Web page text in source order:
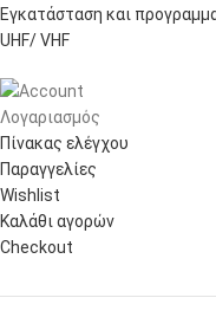
Εγκατάσταση και
UHF/ VHF
Λογαριασμός
Πίνακας ελέγχου
Παραγγελίες
Wishlist
Καλάθι αγορών
Checkout